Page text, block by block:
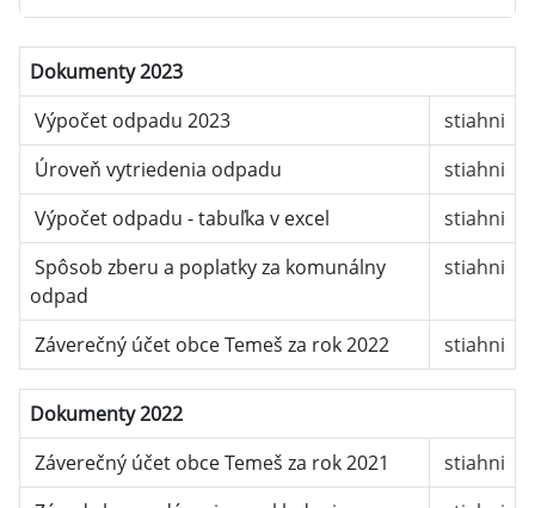
Dokumenty 2023
Výpočet odpadu 2023
stiahni
Úroveň vytriedenia odpadu
stiahni
Výpočet odpadu - tabuľka v excel
stiahni
Spôsob zberu a poplatky za komunálny
odpad
stiahni
Záverečný účet obce Temeš za rok 2022 stiahni
Dokumenty 2022
Záverečný účet obce Temeš za rok 2021
stiahni